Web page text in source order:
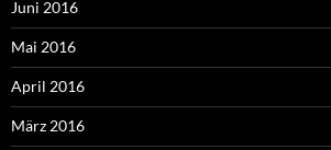
Juni 2016
Mai 2016
April 2016
März 2016